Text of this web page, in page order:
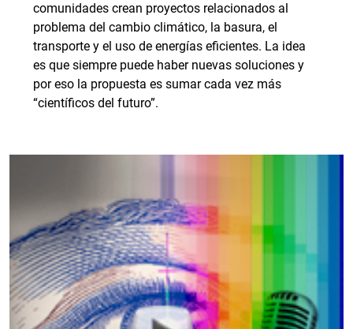
comunidades crean proyectos relacionados al
problema del cambio climático, la basura, el
transporte y el uso de energías eficientes. La idea
es que siempre puede haber nuevas soluciones y
por eso la propuesta es sumar cada vez más
“científicos del futuro”.